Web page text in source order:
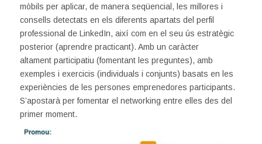
mòbils per aplicar, de manera seqüencial, les millores i
consells detectats en els diferents apartats del perfil
professional de LinkedIn, així com en el seu ús estratègic
posterior (aprendre practicant). Amb un caràcter
altament participatiu (fomentant les preguntes), amb
exemples i exercicis (individuals i conjunts) basats en les
experiències de les persones emprenedores participants.
S’apostarà per fomentar el networking entre elles des del
primer moment.